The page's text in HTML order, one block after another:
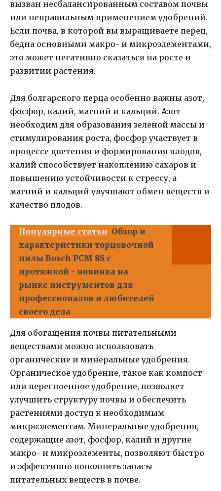
вызван несбалансированным составом почвы
или неправильным применением удобрений.
Если почва, в которой вы выращиваете перец,
бедна основными макро- и микроэлементами,
это может негативно сказаться на росте и
развитии растения.
Для болгарского перца особенно важны азот,
фосфор, калий, магний и кальций. Азот
необходим для образования зеленой массы и
стимулирования роста, фосфор участвует в
процессе цветения и формирования плодов,
калий способствует накоплению сахаров и
повышению устойчивости к стрессу, а
магний и кальций улучшают обмен веществ и
качество плодов.
Популярные статьи Обзор и
характеристики торцовочной
пилы Bosch PCM 8S с
протяжкой - новинка на
рынке инструментов для
профессионалов и любителей
своего дела
Для обогащения почвы питательными
веществами можно использовать
органические и минеральные удобрения.
Органическое удобрение, такое как компост
или перегноенное удобрение, позволяет
улучшить структуру почвы и обеспечить
растениями доступ к необходимым
микроэлементам. Минеральные удобрения,
содержащие азот, фосфор, калий и другие
макро- и микроэлементы, позволяют быстро
и эффективно пополнить запасы
питательных веществ в почве.